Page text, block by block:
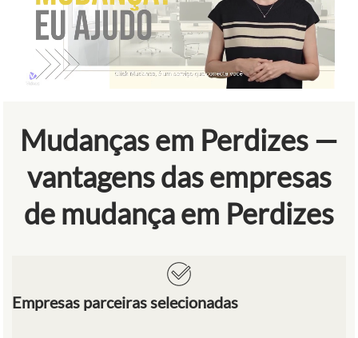
Mudanças em Perdizes —
vantagens das empresas
de mudança em Perdizes
Empresas parceiras selecionadas